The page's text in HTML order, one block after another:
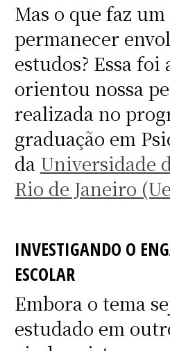
Mas o que faz
permanecer
estudos? Essa
orientou nossa
realizada no
graduação em
da Universidade
Rio de Janeiro
INVESTIGANDO O
ESCOLAR
Embora o tema
estudado em